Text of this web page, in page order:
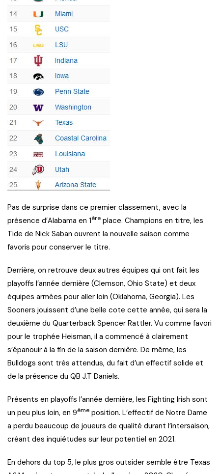
Pas de surprise dans ce premier classement, avec la
présence d’Alabama en 1ère place. Champions en titre, les
Tide de Nick Saban ouvrent la nouvelle saison comme
favoris pour conserver le titre.
Derrière, on retrouve deux autres équipes qui ont fait les
playoffs l’année dernière (Clemson, Ohio State) et deux
équipes armées pour aller loin (Oklahoma, Georgia). Les
Sooners jouissent d’une belle cote cette année, qui sera la
deuxième du Quarterback Spencer Rattler. Vu comme favori
pour le trophée Heisman, il a commencé à clairement
s’épanouir à la fin de la saison dernière. De même, les
Bulldogs sont très attendus, du fait d’un effectif solide et
de la présence du QB J.T Daniels.
Présents en playoffs l’année dernière, les Fighting Irish sont
un peu plus loin, en 9ème position. L’effectif de Notre Dame
a perdu beaucoup de joueurs de qualité durant l’intersaison,
créant des inquiétudes sur leur potentiel en 2021.
En dehors du top 5, le plus gros outsider semble être Texas